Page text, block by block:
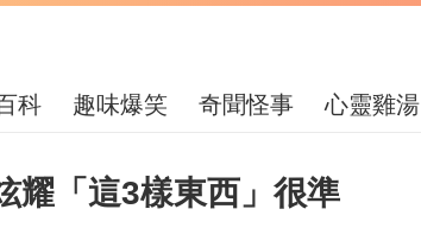
科 趣味爆笑 奇聞怪事 心靈雞湯
「這3樣東西」很準